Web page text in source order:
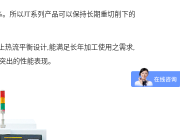
所以JT系列产品可以保持长期重切削下的
热流平衡设计,能满足长年加工使用之需求,
出的性能表现。